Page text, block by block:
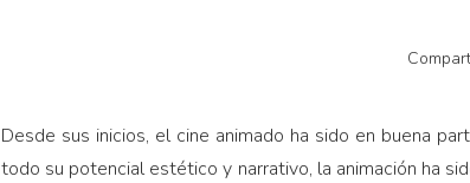
Desde sus inicios, el cine animado ha sido en buena
todo su potencial estético y narrativo, la animación ha